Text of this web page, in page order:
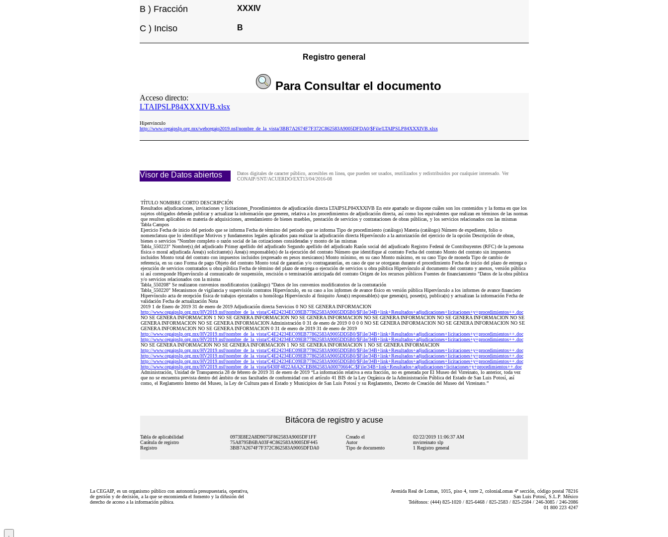
B ) Fracción XXXIV
C ) Inciso B
Registro general
Para Consultarel documento
Acceso directo:
LTAIPSLP84XXXIVB.xlsx
Hipervinculo
http://www.cegaipslp.org.mx/webcegaip2019.nsf/nombre_de_la_vista/3BB7A2674F7F372C862583A9005DFDA0/$File/LTAIPSLP84XXXIVB.xlsx
Visor de Datos abiertos
Datos digitales de caracter público, accesibles en linea, que pueden ser usados, reutilizados y redistribuidos por cualquier interesado. Ver
CONAIP/SNT/ACUERDO/EXT13/04/2016-08
TÍTULO NOMBRE CORTO DESCRIPCIÓN
Resultados adjudicaciones, invitaciones y licitaciones_Procedimientos de adjudicación directa LTAIPSLP84XXXIVB En este apartado se dispone cuáles son los contenidos y la forma en que los
sujetos obligados deberán publicar y actualizar la información que generen, relativa a los procedimientos de adjudicación directa, así como los equivalentes que realizan en términos de las normas
que resulten aplicables en materia de adquisiciones, arrendamiento de bienes muebles, prestación de servicios y contrataciones de obras públicas, y los servicios relacionados con las mismas
Tabla Campos
Ejercicio Fecha de inicio del periodo que se informa Fecha de término del periodo que se informa Tipo de procedimiento (catálogo) Materia (catálogo) Número de expediente, folio o
nomenclatura que lo identifique Motivos y fundamentos legales aplicados para realizar la adjudicación directa Hipervínculo a la autorización del ejercicio de la opción Descripción de obras,
bienes o servicios "Nombre completo o razón social de las cotizaciones consideradas y monto de las mismas
Tabla_550223" Nombre(s) del adjudicado Primer apellido del adjudicado Segundo apellido del adjudicado Razón social del adjudicado Registro Federal de Contribuyentes (RFC) de la persona
física o moral adjudicada Área(s) solicitante(s) Área(s) responsable(s) de la ejecución del contrato Número que identifique al contrato Fecha del contrato Monto del contrato sin impuestos
incluidos Monto total del contrato con impuestos incluidos (expresado en pesos mexicanos) Monto mínimo, en su caso Monto máximo, en su caso Tipo de moneda Tipo de cambio de
referencia, en su caso Forma de pago Objeto del contrato Monto total de garantías y/o contragarantías, en caso de que se otorgaran durante el procedimiento Fecha de inicio del plazo de entrega o
ejecución de servicios contratados u obra pública Fecha de término del plazo de entrega o ejecución de servicios u obra pública Hipervínculo al documento del contrato y anexos, versión pública
si así corresponde Hipervínculo al comunicado de suspensión, rescisión o terminación anticipada del contrato Origen de los recursos públicos Fuentes de financiamiento "Datos de la obra pública
y/o servicios relacionados con la misma
Tabla_550208" Se realizaron convenios modificatorios (catálogo) "Datos de los convenios modificatorios de la contratación
Tabla_550220" Mecanismos de vigilancia y supervisión contratos Hipervínculo, en su caso a los informes de avance físico en versión pública Hipervínculo a los informes de avance financiero
Hipervínculo acta de recepción física de trabajos ejecutados u homóloga Hipervínculo al finiquito Área(s) responsable(s) que genera(n), posee(n), publica(n) y actualizan la información Fecha de
validación Fecha de actualización Nota
2019 1 de Enero de 2019 31 de enero de 2019 Adjudicación directa Servicios 0 NO SE GENERA INFORMACION
http://www.cegaipslp.org.mx/HV2019.nsf/nombre_de_la_vista/C4E24234EC09EB77862583A9005DD5B0/$File/34B+link+Resultados+adjudicaciones+licitaciones+y+procedimientos++.doc
NO SE GENERA INFORMACION 1 NO SE GENERA INFORMACION NO SE GENERA INFORMACION NO SE GENERA INFORMACION NO SE GENERA INFORMACION NO SE
GENERA INFORMACION NO SE GENERA INFORMACION Administración 0 31 de enero de 2019 0 0 0 0 NO SE GENERA INFORMACION NO SE GENERA INFORMACION NO SE
GENERA INFORMACION NO SE GENERA INFORMACION 0 31 de enero de 2019 31 de enero de 2019
http://www.cegaipslp.org.mx/HV2019.nsf/nombre_de_la_vista/C4E24234EC09EB77862583A9005DD5B0/$File/34B+link+Resultados+adjudicaciones+licitaciones+y+procedimientos++.doc
http://www.cegaipslp.org.mx/HV2019.nsf/nombre_de_la_vista/C4E24234EC09EB77862583A9005DD5B0/$File/34B+link+Resultados+adjudicaciones+licitaciones+y+procedimientos++.doc
NO SE GENERA INFORMACION NO SE GENERA INFORMACION 1 NO SE GENERA INFORMACION 1 NO SE GENERA INFORMACION
http://www.cegaipslp.org.mx/HV2019.nsf/nombre_de_la_vista/C4E24234EC09EB77862583A9005DD5B0/$File/34B+link+Resultados+adjudicaciones+licitaciones+y+procedimientos++.doc
http://www.cegaipslp.org.mx/HV2019.nsf/nombre_de_la_vista/C4E24234EC09EB77862583A9005DD5B0/$File/34B+link+Resultados+adjudicaciones+licitaciones+y+procedimientos++.doc
http://www.cegaipslp.org.mx/HV2019.nsf/nombre_de_la_vista/C4E24234EC09EB77862583A9005DD5B0/$File/34B+link+Resultados+adjudicaciones+licitaciones+y+procedimientos++.doc
http://www.cegaipslp.org.mx/HV2019.nsf/nombre_de_la_vista/6430F4822A6A2CEB862583A00070664C/$File/34B+link+Resultados+adjudicaciones+licitaciones+y+procedimientos++.doc
Administración, Unidad de Transparencia 28 de febrero de 2019 31 de enero de 2019 “La información relativa a esta fracción, no es generada por El Museo del Virreinato, lo anterior, toda vez
que no se encuentra prevista dentro del ámbito de sus facultades de conformidad con el artículo 41 BIS de la Ley Orgánica de la Administración Pública del Estado de San Luis Potosí, así
como, el Reglamento Interno del Museo, la Ley de Cultura para el Estado y Municipios de San Luis Potosí y su Reglamento, Decreto de Creación del Museo del Virreinato.”
Bitácora de registro y acuse
Tabla de aplicabilidad 0973E8E2A8D9075F862583A9005DF1FF Creado el
02/22/2019 11:06:37 AM
Carátula de registro
75A8795B6BA03F4C862583A9005DF445 Autor
mvirreinato slp
Registro
3BB7A2674F7F372C862583A9005DFDA0 Tipo de documento 1 Registro general
La CEGAIP, es un organismo público con autonomía presupuestaria, operativa,
de gestión y de decisión, a la que se encomienda el fomento y la difusión del
derecho de acceso a la información púbica.
Avenida Real de Lomas, 1015, piso 4, torre 2, coloniaLomas 4ª sección, código postal 78216
San Luis Potosí, S.L.P. México
Teléfonos: (444) 825-1020 / 825-6468 / 825-2583 / 825-2584 / 246-3085 / 246-2086
01 800 223 4247